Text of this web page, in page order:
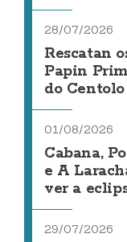
28/07/2026
Rescatan
Papin
do Centolo
01/08/2026
Cabana,
e A
ver a
29/07/2026